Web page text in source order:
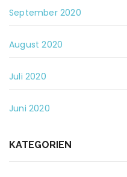
September 2020
August 2020
Juli 2020
Juni 2020
KATEGORIEN